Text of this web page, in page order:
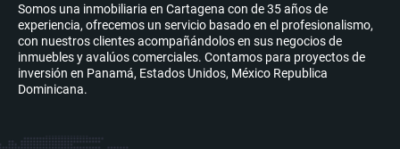
Somos una inmobiliaria en Cartagena con de 35 años de
experiencia, ofrecemos un servicio basado en el profesionalismo,
con nuestros clientes acompañándolos en sus negocios de
inmuebles y avalúos comerciales. Contamos para proyectos de
inversión en Panamá, Estados Unidos, México Republica
Dominicana.